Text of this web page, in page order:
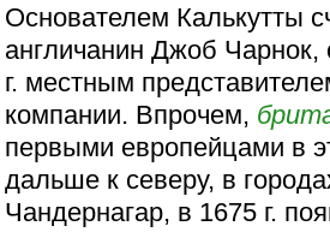
Основателем Калькутты
англичанин Джоб Чарнок,
г. местным
компании. Впрочем,
первыми европейцами в
дальше к северу, в
Чандернагар, в 1675 г.